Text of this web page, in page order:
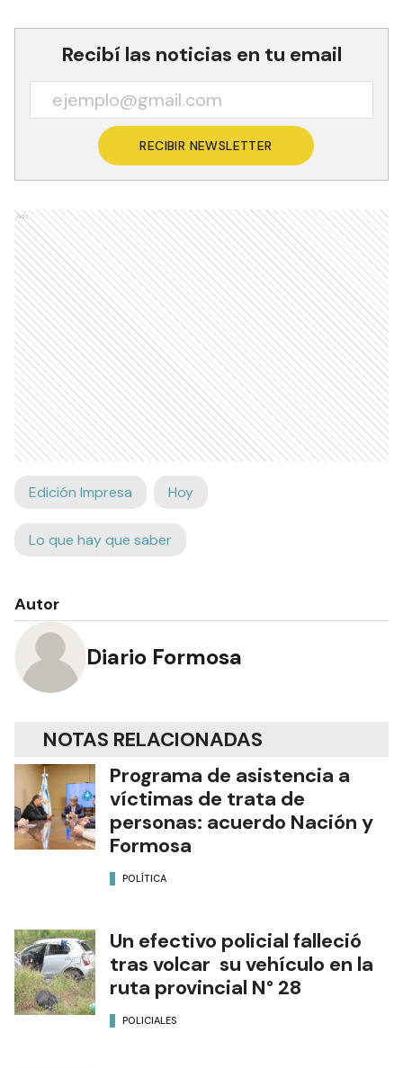
Recibí las noticias en tu email
RECIBIR NEWSLETTER
Ads
Edición Impresa Hoy
Lo que hay que saber
Autor
Diario Formosa
NOTAS RELACIONADAS
Programa de asistencia a
víctimas de trata de
personas: acuerdo Nación y
Formosa
POLÍTICA
Un efectivo policial falleció
tras volcar su vehículo en la
ruta provincial N° 28
POLICIALES